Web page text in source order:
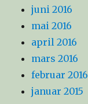
juni 2016
mai 2016
april 2016
mars 2016
februar 2016
januar 2015